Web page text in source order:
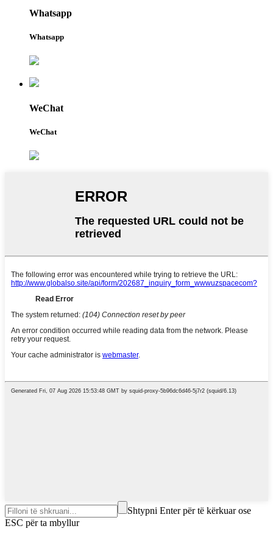
Whatsapp
Whatsapp
WeChat
WeChat
Shtypni Enter për të kërkuar ose
ESC për ta mbyllur